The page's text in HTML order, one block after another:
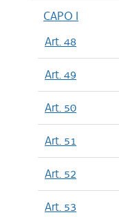
CAPO I
Art. 48
Art. 49
Art. 50
Art. 51
Art. 52
Art. 53